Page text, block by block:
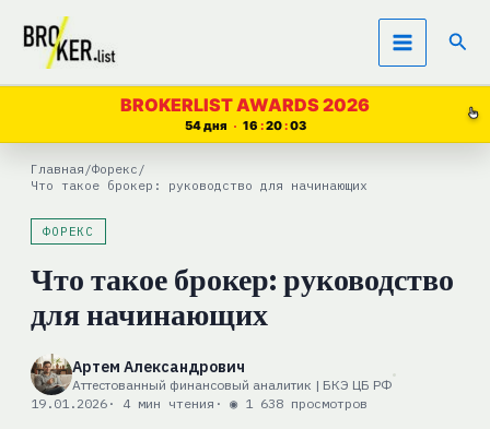
Перейти
содержимому
BROKERLIST AWARDS 2026
54 дня 16 20 03
Главная /Форекс /
Что такое брокер: руководство для начинающих
ФОРЕКС
Что такое брокер: руководство
для начинающих
Артем Александрович
Аттестованный финансовый аналитик | БКЭ ЦБ РФ
19.01.2026· 4 мин чтения · ◉ 1 638 просмотров